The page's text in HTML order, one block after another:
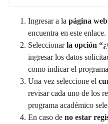
Ingresar a la página
encuentra en este enlace.
Seleccionarla opción
ingresar los datos
como indicar el
Una vez seleccione el
revisar cada uno de los
programa académico
En caso de no estar